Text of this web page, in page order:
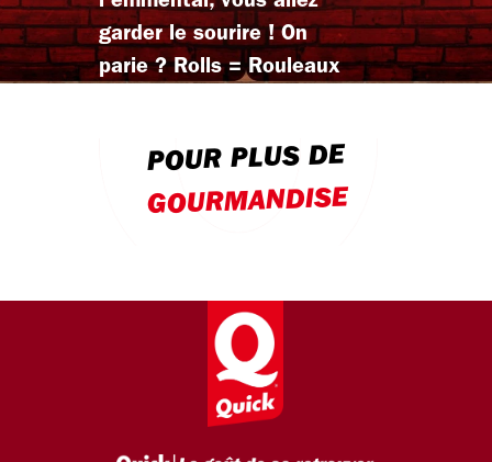
garder le sourire ! On
parie ? Rolls = Rouleaux
POUR PLUS DE
GOURMANDISE